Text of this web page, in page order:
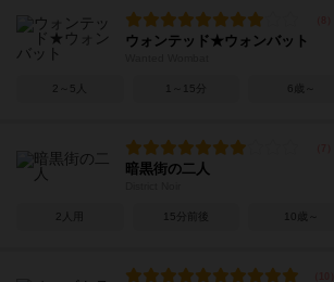
ウォンテッド★ウォンバット
2～5人 1～15分 6歳～
暗黒街の二人
2人用 15分前後 10歳～